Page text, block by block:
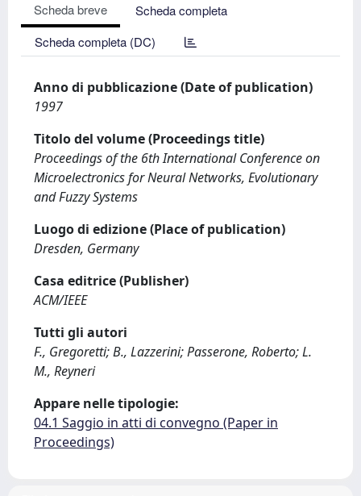
Scheda breve
Scheda completa
Scheda completa (DC)
Anno di pubblicazione (Date of publication)
1997
Titolo del volume (Proceedings title)
Proceedings of the 6th International Conference on
Microelectronics for Neural Networks, Evolutionary
and Fuzzy Systems
Luogo di edizione (Place of publication)
Dresden, Germany
Casa editrice (Publisher)
ACM/IEEE
Tutti gli autori
F., Gregoretti; B., Lazzerini; Passerone, Roberto; L.
M., Reyneri
Appare nelle tipologie:
04.1 Saggio in atti di convegno (Paper in
Proceedings)